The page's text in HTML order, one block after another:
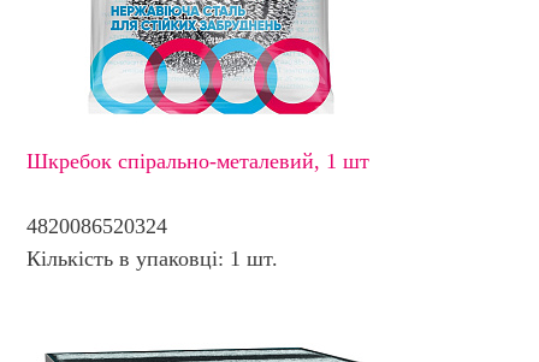
Шкребок спірально-металевий, 1 шт
4820086520324
Кількість в упаковці: 1 шт.